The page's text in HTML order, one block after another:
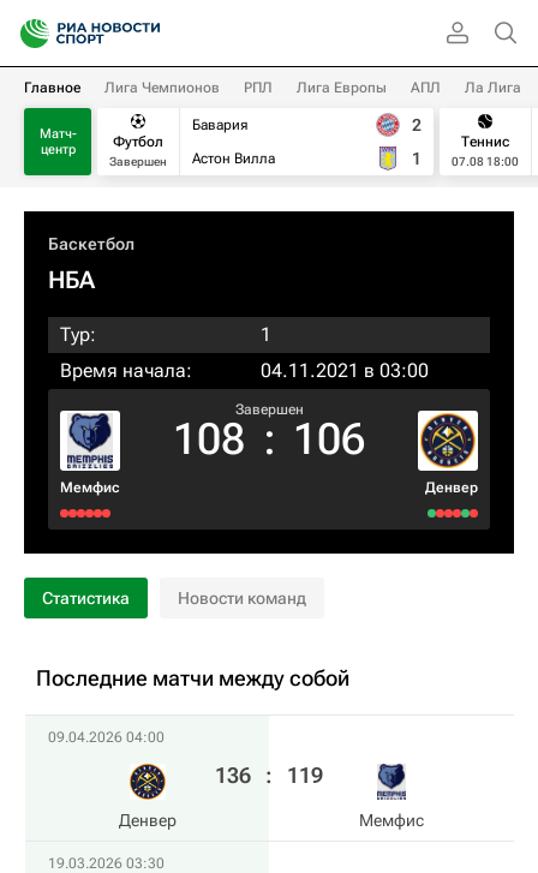
Главное Лига Чемпионов РПЛ Лига Европы АПЛ Ла Лига
Матч-
центр
Футбол
Завершен
Бавария
Астон Вилла
2
1
Теннис
07.08 18:00
Баскетбол
НБА
Тур:
1
Время начала:
04.11.2021 в 03:00
Мемфис
Завершен
108 : 106
Денвер
Статистика Новости команд
Последние матчи между собой
09.04.2026 04:00
Денвер
136 : 119
Мемфис
19.03.2026 03:30